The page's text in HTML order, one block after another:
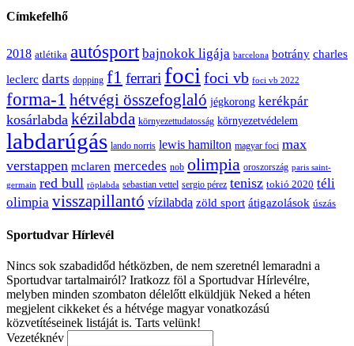
Címkefelhő
2018 atlétika autósport bajnokok ligája barcelona botrány charles
leclerc darts dopping f1 ferrari foci foci vb foci vb 2022
forma-1 hétvégi összefoglaló jégkorong kerékpár
kosárlabda kézilabda környezettudatosság környezetvédelem
labdarúgás lando norris lewis hamilton magyar foci max
verstappen mclaren mercedes nob olimpia oroszország paris saint-
germain red bull röplabda sebastian vettel sergio pérez tenisz tokió 2020 téli
olimpia visszapillantó vízilabda zöld sport átigazolások úszás
Sportudvar Hírlevél
Nincs sok szabadidőd hétközben, de nem szeretnél lemaradni a
Sportudvar tartalmairól? Iratkozz föl a Sportudvar Hírlevélre,
melyben minden szombaton délelőtt elküldjük Neked a héten
megjelent cikkeket és a hétvége magyar vonatkozású
közvetítéseinek listáját is. Tarts velünk!
Vezetéknév